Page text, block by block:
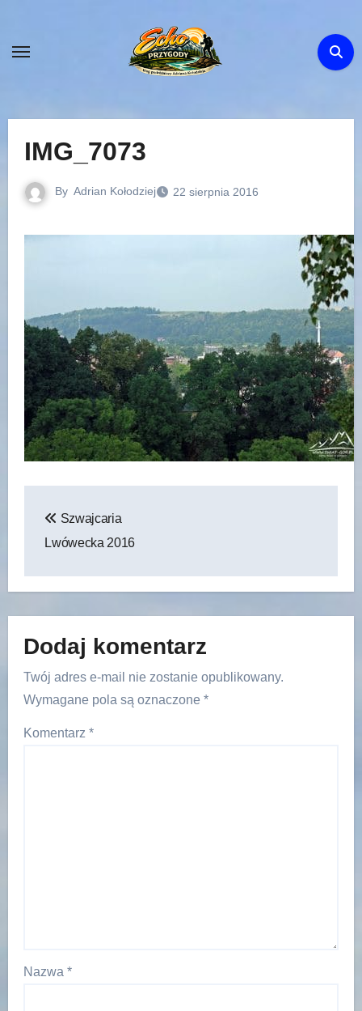
content
IMG_7073
By Adrian Kołodziej 22 sierpnia 2016
wpisu
Szwajcaria
Lwówecka 2016
Dodaj komentarz
Twój adres e-mail nie zostanie opublikowany.
Wymagane pola są oznaczone *
Komentarz *
Nazwa *